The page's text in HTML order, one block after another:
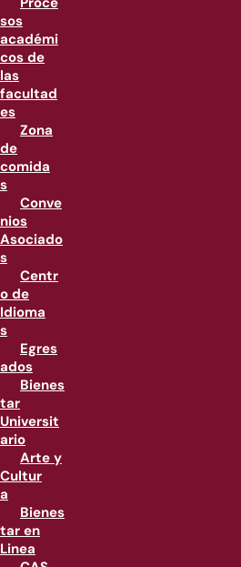
sos
académi
cos de
las
facultad
es
Zona
de
comida
s
Conve
nios
Asociado
s
Centr
o de
Idioma
s
Egres
ados
Bienes
tar
Universit
ario
Arte y
Cultur
a
Bienes
tar en
Linea